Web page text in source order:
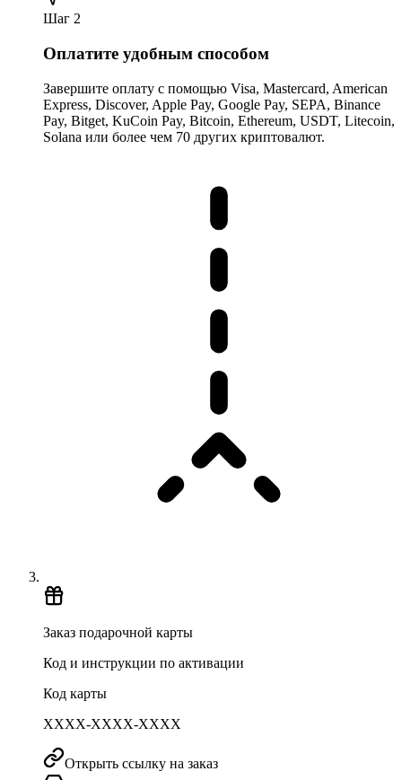
Шаг 2
Оплатите удобным способом
Завершите оплату с помощью Visa, Mastercard, American
Express, Discover, Apple Pay, Google Pay, SEPA, Binance
Pay, Bitget, KuCoin Pay, Bitcoin, Ethereum, USDT, Litecoin,
Solana или более чем 70 других криптовалют.
Заказ подарочной карты
Код и инструкции по активации
Код карты
XXXX-XXXX-XXXX
Открыть ссылку на заказ